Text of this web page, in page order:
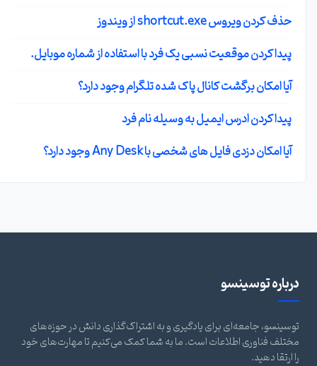
حذف کردن ویروس shortcut.exe از ویندوز
پیدا کردن موقعیت نسبی یک فرد با استفاده از شماره موبایل.
آیا امکان برگشت کانال پاک شده تلگرام وجود دارد؟
پیدا کردن ادرس ایمیل به وسیله نام فرد
آیا امکان دزدی فایل های شخصی با Any Desk وجود دارد؟
درباره توسینسو
توسینسو، جامعه‌ای برای یادگیری و به اشتراک‌گذاری دانش در حوزه‌های
مختلف فناوری اطلاعات است. ما به شما کمک می‌کنیم تا مهارت‌های خود
را ارتقا دهید.